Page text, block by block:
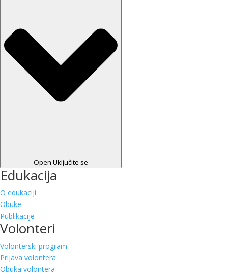
Open Uključite se
Edukacija
O edukaciji
Obuke
Publikacije
Volonteri
Volonterski program
Prijava volontera
Obuka volontera